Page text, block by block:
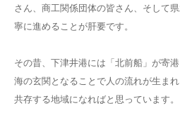
さん、商工関係団体の皆さん、そして
寧に進めることが肝要です。
その昔、下津井港には「北前船」が寄
海の玄関となることで人の流れが生ま
共存する地域になればと思っています。